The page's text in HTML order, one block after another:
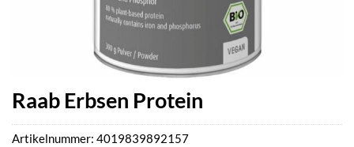
Raab Erbsen Protein
Artikelnummer: 4019839892157